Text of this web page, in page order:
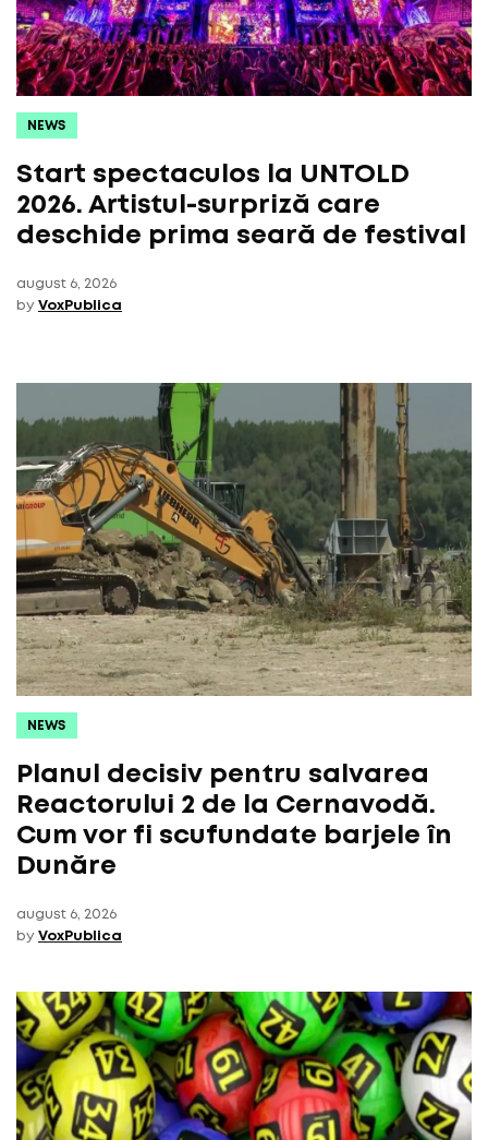
NEWS
Start spectaculos la UNTOLD
2026. Artistul-surpriză care
deschide prima seară de festival
august 6, 2026
by VoxPublica
NEWS
Planul decisiv pentru salvarea
Reactorului 2 de la Cernavodă.
Cum vor fi scufundate barjele în
Dunăre
august 6, 2026
by VoxPublica